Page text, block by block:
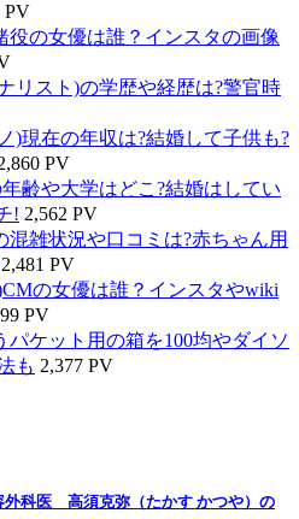
PV
役の女優は誰？インスタの画像
リスト)の学歴や経歴は?警官時
)現在の年収は?結婚して子供も?
PV
齢や大学はどこ?結婚はしてい
! 2,562 PV
混雑状況や口コミは?赤ちゃん用
2,481 PV
の女優は誰？インスタやwiki
PV
パケット用の箱を100均やダイソ
も 2,377 PV
科医 高須克弥（たかす かつや）の